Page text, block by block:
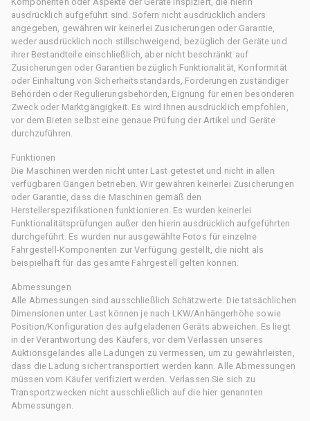
ausdrücklich aufgeführt sind. Sofern nicht ausdrücklich anders
angegeben, gewähren wir keinerlei Zusicherungen oder Garantie,
weder ausdrücklich noch stillschweigend, bezüglich der Geräte und
ihrer Bestandteile einschließlich, aber nicht beschränkt auf
Zusicherungen oder Garantien bezüglich Funktionalität, Konformität
oder Einhaltung von Sicherheitsstandards, Forderungen zuständiger
Behörden oder Regulierungsbehörden, Eignung für einen besonderen
Zweck oder Marktgängigkeit. Es wird Ihnen ausdrücklich empfohlen,
vor dem Bieten selbst eine genaue Prüfung der Artikel und Geräte
durchzuführen.
Funktionen
Die Maschinen werden nicht unter Last getestet und nicht in allen
verfügbaren Gängen betrieben. Wir gewähren keinerlei Zusicherungen
oder Garantie, dass die Maschinen gemäß den
Herstellerspezifikationen funktionieren. Es wurden keinerlei
Funktionalitätsprüfungen außer den hierin ausdrücklich aufgeführten
durchgeführt. Es wurden nur ausgewählte Fotos für einzelne
Fahrgestell-Komponenten zur Verfügung gestellt, die nicht als
beispielhaft für das gesamte Fahrgestell gelten können.
Abmessungen
Alle Abmessungen sind ausschließlich Schätzwerte. Die tatsächlichen
Dimensionen unter Last können je nach LKW/Anhängerhöhe sowie
Position/Konfiguration des aufgeladenen Geräts abweichen. Es liegt
in der Verantwortung des Käufers, vor dem Verlassen unseres
Auktionsgeländes alle Ladungen zu vermessen, um zu gewährleisten,
dass die Ladung sicher transportiert werden kann. Alle Abmessungen
müssen vom Käufer verifiziert werden. Verlassen Sie sich zu
Transportzwecken nicht ausschließlich auf die hier genannten
Abmessungen.